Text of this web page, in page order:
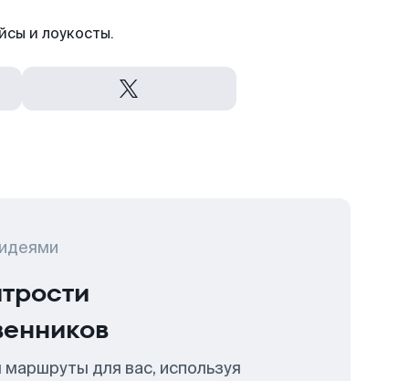
и лоукосты.
для вас, используя